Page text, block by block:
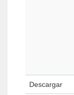
Descargar